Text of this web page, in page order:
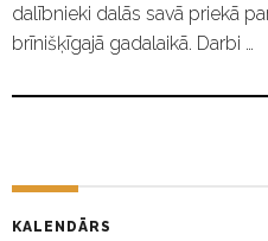
dalībnieki dalās savā priekā
brīnišķīgajā gadalaikā. Darbi …
KALENDĀRS